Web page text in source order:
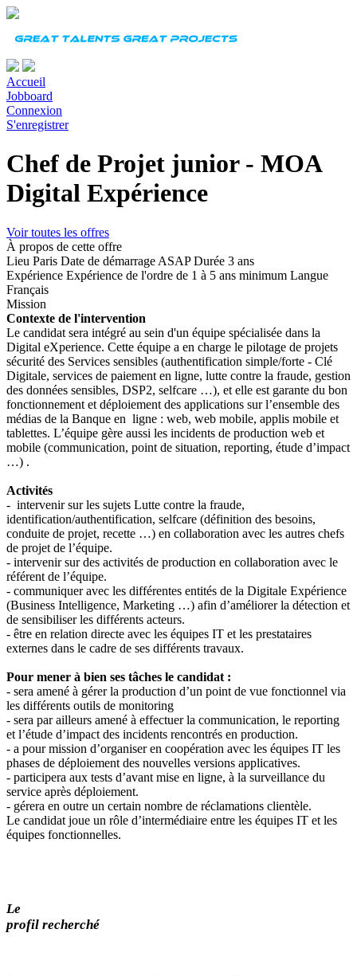
Accueil
Jobboard
Connexion
S'enregistrer
Chef de Projet junior - MOA
Digital Expérience
Voir toutes les offres
À propos de cette offre
Lieu Paris Date de démarrage ASAPDurée 3 ans
Expérience Expérience de l'ordre de 1 à 5 ans minimum Langue
Français
Mission
Contexte de l'intervention
Le candidat sera intégré au sein d'un équipe spécialisée dans la
Digital eXperience. Cette équipe a en charge le pilotage de projets
sécurité des Services sensibles (authentification simple/forte - Clé
Digitale, services de paiement en ligne, lutte contre la fraude, gestion
des données sensibles, DSP2, selfcare …), et elle est garante du bon
fonctionnement et déploiement des applications sur l’ensemble des
médias de la Banque en ligne : web, web mobile, applis mobile et
tablettes. L’équipe gère aussi les incidents de production web et
mobile (communication, point de situation, reporting, étude d’impact
…) .
Activités
- intervenir sur les sujets Lutte contre la fraude,
identification/authentification, selfcare (définition des besoins,
conduite de projet, recette …) en collaboration avec les autres chefs
de projet de l’équipe.
- intervenir sur des activités de production en collaboration avec le
référent de l’équipe.
- communiquer avec les différentes entités de la Digitale Expérience
(Business Intelligence, Marketing …) afin d’améliorer la détection et
de sensibiliser les différents acteurs.
- être en relation directe avec les équipes IT et les prestataires
externes dans le cadre de ses différents travaux.
Pour mener à bien ses tâches le candidat :
- sera amené à gérer la production d’un point de vue fonctionnel via
les différents outils de monitoring
- sera par ailleurs amené à effectuer la communication, le reporting
et l’étude d’impact des incidents rencontrés en production.
- a pour mission d’organiser en coopération avec les équipes IT les
phases de déploiement des nouvelles versions applicatives.
- participera aux tests d’avant mise en ligne, à la surveillance du
service après déploiement.
- gérera en outre un certain nombre de réclamations clientèle.
Le candidat joue un rôle d’intermédiaire entre les équipes IT et les
équipes fonctionnelles.
Le
profil recherché